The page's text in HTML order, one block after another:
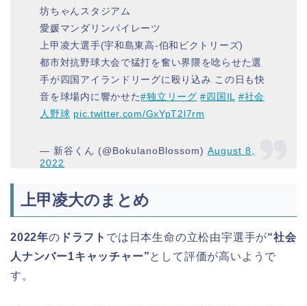
坊ちゃんスタジアム
愛媛マンダリンパイレーツ
上甲凌大選手(宇和島東高-伯和ビクトリーズ)
都市対抗野球大会で猛打を奮い界隈を唸らせた選
手が四国アイランドリーグに殴り込み この日も快
音を球場内に響かせた#独立リーグ #四国IL
#社会
人野球 pic.twitter.com/GxYpT2l7rm
— 新谷くん (@BokulanoBlossom)August 8,
2022
上甲凌大のまとめ
2022年の ドラフト では日本生命の立松由宇選手が“社会
人ナンバー1キャッチャー”として評価が高いようで
す。